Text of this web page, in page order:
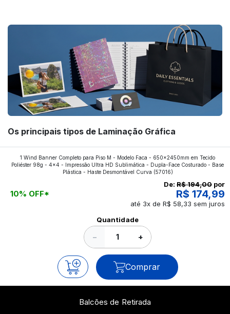
Os principais tipos de Laminação Gráfica
aplicados nos impressos da gráfica FuturaIM? Então,
continue a leitura que vamos revelar para você!
1 Wind Banner Completo para Piso M - Modelo Faca - 650x2450mm em Tecido
Poliéster 98g - 4x4 - Impressão Ultra HD Sublimática - Dupla-Face Costurado - Base
Plástica - Haste Desmontável Curva (57016)
10% OFF*
De: R$ 194,00 por
R$ 174,99
até 3x de R$ 58,33 sem juros
Quantidade
− +
Comprar
Balcões de Retirada